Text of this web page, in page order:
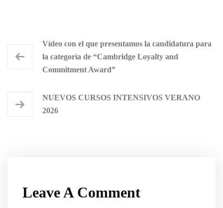
Vídeo con el que presentamos la candidatura para
la categoría de “Cambridge Loyalty and
Commitment Award”
NUEVOS CURSOS INTENSIVOS VERANO
2026
Leave A Comment